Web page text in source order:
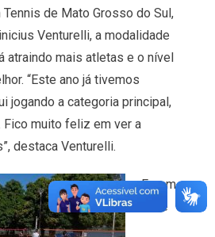
Tennis de Mato Grosso do Sul,
Venturelli, a modalidade
atraindo mais atletas e o nível
“Este ano já tivemos
jogando a categoria principal,
muito feliz em ver a
destaca Venturelli.
Foram
nove